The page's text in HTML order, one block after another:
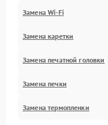
Замена Wi-Fi
Замена каретки
Замена печатной головки
Замена печки
Замена термопленки